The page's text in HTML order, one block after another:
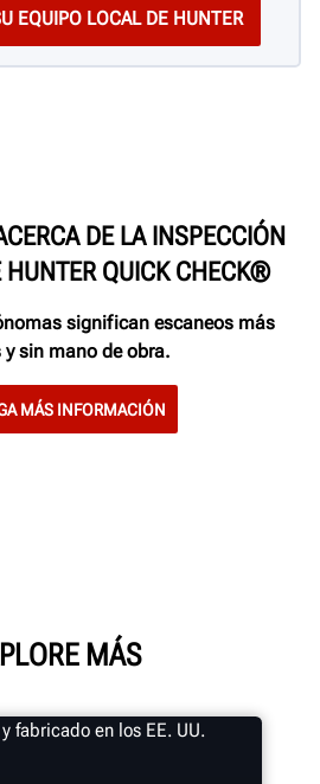
DE LA INSPECCIÓN
QUICK CHECK®
significan escaneos más
y sin mano de obra.
MÁS INFORMACIÓN
MÁS